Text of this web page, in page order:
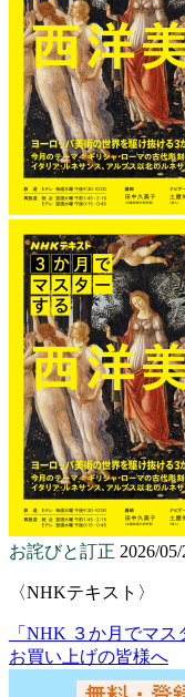
お詫びと訂正 2026/05/
〈NHKテキスト〉
「NHK ３か月でマ
お買い上げの皆様へ